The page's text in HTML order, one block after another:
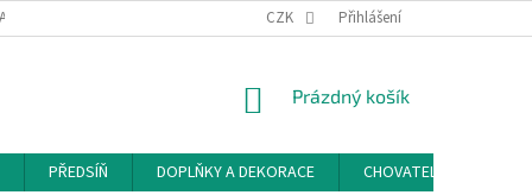
A ODSTOUPENÍ OD SMLOUVY PODMÍNKY OCHRANY OSOBNÍCH ÚDAJŮ
CZK Přihlášení
NÁKUPNÍ
Prázdný košík
PŘEDSÍŇ DOPLŇKY A DEKORACE
CHOVATELSKÉ